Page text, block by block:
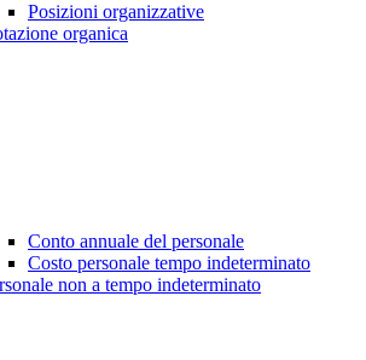
Posizioni organizzative
organica
Conto annuale del personale
Costo personale tempo indeterminato
non a tempo indeterminato